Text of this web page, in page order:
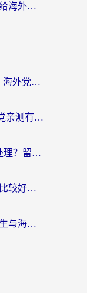
欧洲怎么玩新诛仙不卡顿？一份给海外游子的国服游戏畅玩指南
优酷手机app地域限制怎么解除？海外党亲测有效的追剧方案
全民K歌国外如何听原唱？海外党亲测有效的回国加速器选择指南
在海外如果使用交管12123怎么处理？留学生亲测有效的回国加速方案
海外看国内电视直播用什么网站比较好？一篇解决你所有追剧难题的实用指南
在国外如何打开中国网站？留学生与海外华人的无缝访问指南